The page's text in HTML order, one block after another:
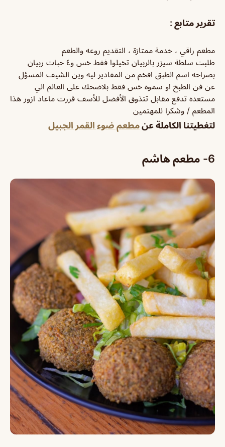
تقرير متابع :
مطعم راقي ، خدمة ممتازة ، التقديم روعه والطعم
طلبت سلطة سيزر بالربيان تخيلوا فقط خس و٤ حبات ربيان
بصراحه اسم الطبق افخم من المقادير ليه وين الشيف المسؤل
عن فن الطبخ او سموه خس فقط بلاضحك على العالم الي
مستعده تدفع مقابل تتذوق الأفضل للأسف قررت ماعاد ازور هذا
المطعم / وشكرا للمهتمين
لتغطيتنا الكاملة عنمطعم ضوء القمر الجبيل
6- مطعم هاشم